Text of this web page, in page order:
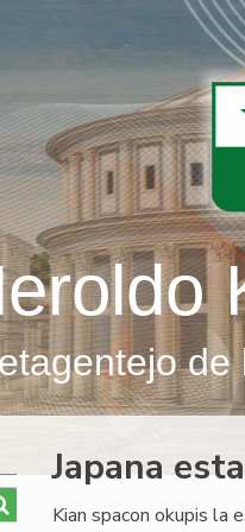
de
Japana
Kian spacon okupis la